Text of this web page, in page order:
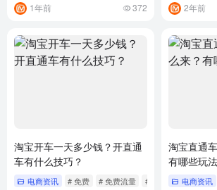
1年前 372 2年前
淘宝开车一天多少钱？开直通
车有什么技巧？
电商资讯 # 免费 # 免费流量 # 关键词
淘宝直通
有哪些玩
电商资讯